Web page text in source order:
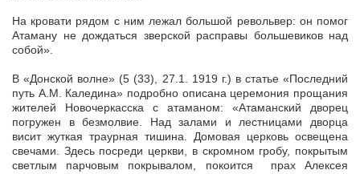
На кровати рядом с ним лежал большой револьвер: он помог
Атаману не дождаться зверской расправы большевиков над
собой».
В «Донской волне» (5 (33), 27.1. 1919 г.) в статье «Последний
путь А.М. Каледина» подробно описана церемония прощания
жителей Новочеркасска с атаманом: «Атаманский дворец
погружен в безмолвие. Над залами и лестницами дворца
висит жуткая траурная тишина. Домовая церковь освещена
свечами. Здесь посреди церкви, в скромном гробу, покрытым
светлым парчовым покрывалом, покоится прах Алексея